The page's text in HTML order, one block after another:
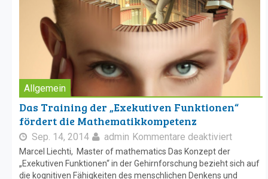
Allgemein
Das Training der „Exekutiven Funktionen“
fördert die Mathematikkompetenz
Sep. 14, 2014 admin Kommentare deaktiviert
Marcel Liechti, Master of mathematics Das Konzept der
„Exekutiven Funktionen“ in der Gehirnforschung bezieht sich auf
die kognitiven Fähigkeiten des menschlichen Denkens und